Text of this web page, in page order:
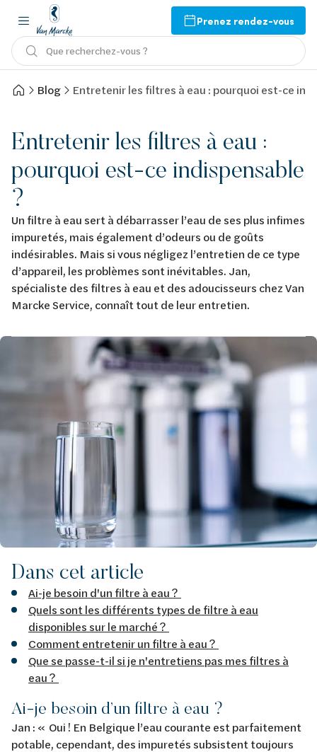
Prenez rendez-vous
Que recherchez-vous ?
Blog Entretenir les filtres à eau : pourquoi est-ce
Entretenir les filtres à eau :
pourquoi est-ce indispensable
?
Un filtre à eau sert à débarrasser l’eau de ses plus infimes
impuretés, mais également d’odeurs ou de goûts
indésirables. Mais si vous négligez l’entretien de ce type
d’appareil, les problèmes sont inévitables. Jan,
spécialiste des filtres à eau et des adoucisseurs chez Van
Marcke Service, connaît tout de leur entretien.
Image
Dans cet article
Ai-je besoin d'un filtre à eau ?
Quels sont les différents types de filtre à eau
disponibles sur le marché ?
Comment entretenir un filtre à eau ?
Que se passe-t-il si je n'entretiens pas mes filtres à
eau ?
Ai-je besoin d’un filtre à eau ?
Jan : « Oui ! En Belgique l’eau courante est parfaitement
potable, cependant, des impuretés subsistent toujours